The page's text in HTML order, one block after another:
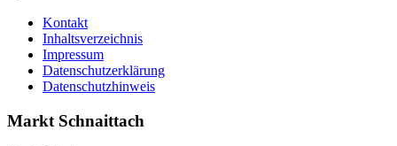
Kontakt
Inhaltsverzeichnis
Impressum
Datenschutzerklärung
Datenschutzhinweis
Markt Schnaittach